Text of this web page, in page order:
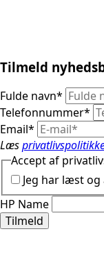
Tilmeld
Fulde navn*
Telefonnummer*
Email*
Læs
Accept af
Jeg har læst
HP Name
Tilmeld